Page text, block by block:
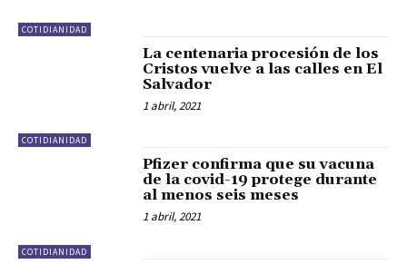
COTIDIANIDAD
COTIDIANIDAD
La centenaria procesión de los
Cristos vuelve a las calles en El
Salvador
1 abril, 2021
COTIDIANIDAD
Pfizer confirma que su vacuna
de la covid-19 protege durante
al menos seis meses
1 abril, 2021